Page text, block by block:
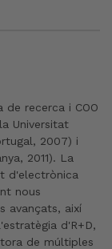
de recerca i COO
Universitat
2007) i
2011). La
d'electrònica
nous
avançats, així
d'R+D,
de múltiples